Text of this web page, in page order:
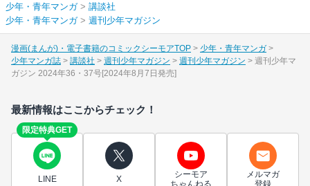
少年・青年マンガ> 講談社
少年・青年マンガ> 週刊少年マガジン
漫画(まんが)・電子書籍のコミックシーモアTOP
少年・青年マンガ
少年マンガ誌
講談社 週刊少年マガジン 週刊少年マガジン
週刊少年マ
ガジン 2024年36・37号[2024年8月7日発売]
最新情報はここからチェック！
限定特典GET
LINE X
シーモア
ちゃんねる
メルマガ
登録